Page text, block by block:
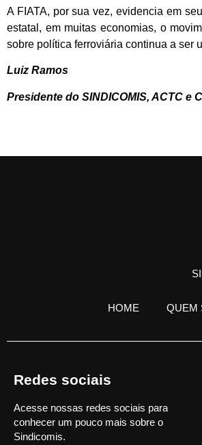
A FIATA, por sua vez, evidencia em
estatal, em muitas economias, o
sobre política ferroviária continua a ser
Luiz Ramos
Presidente do SINDICOMIS, ACTC e
HOME QUEM
Redes sociais
Acesse nossas redes sociais para
conhecer um pouco mais sobre o
Sindicomis.